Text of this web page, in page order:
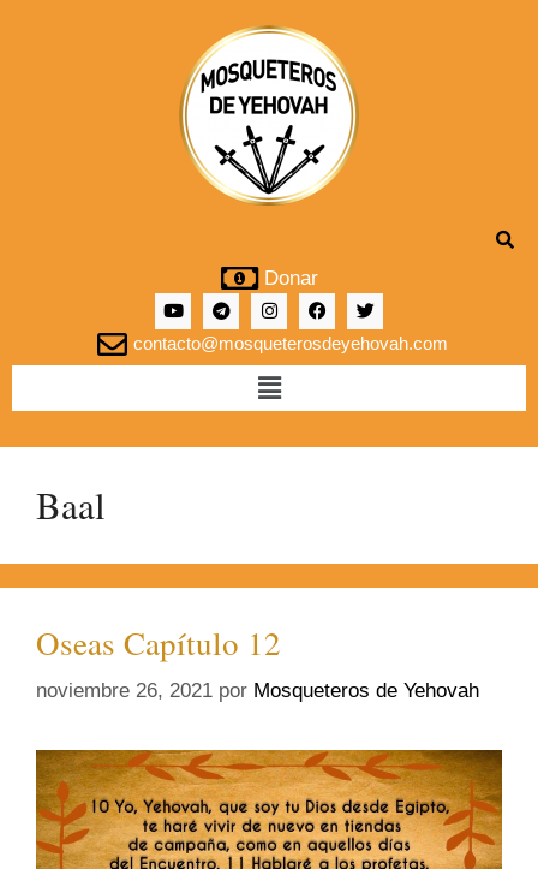
Donar
contacto@mosqueterosdeyehovah.com
Baal
Oseas Capítulo 12
noviembre 26, 2021 por Mosqueteros de Yehovah